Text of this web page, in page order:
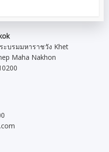
ะบรมมหาราชวัง Khet
Maha Nakhon